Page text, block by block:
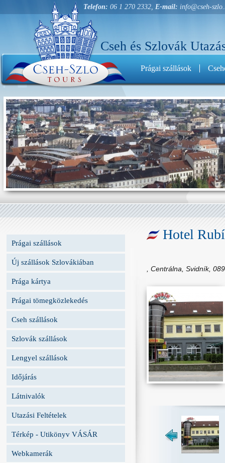
Telefon: 06 1 270 2332, E-mail: info@cseh-
Cseh és Szlovák
Prágai szállások
Prágai szállások
Új szállások Szlovákiában
Prága kártya
Prágai tömegközlekedés
Cseh szállások
Szlovák szállások
Lengyel szállások
Időjárás
Látnivalók
Utazási Feltételek
Térkép - Utikönyv VÁSÁR
Webkamerák
Hotel
, Centrálna, Svidník,